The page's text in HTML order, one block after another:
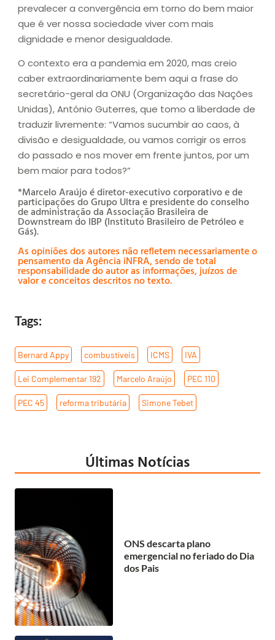
prevalecer a convergência em torno do bem maior
que é ver nossa sociedade viver com mais
dignidade e menor desigualdade.
O contexto era a pandemia em 2020, mas creio
caber extraordinariamente bem aqui a frase do
secretário-geral da ONU (Organização das Nações
Unidas), António Guterres, que tomo a liberdade de
traduzir livremente: “Vamos sucumbir ao caos, à
divisão e desigualdade, ou vamos corrigir os erros
do passado e nos mover em frente juntos, por um
bem maior para todos?”
*Marcelo Araújo é diretor-executivo corporativo e de
participações do Grupo Ultra e presidente do conselho
de administração da Associação Brasileira de
Downstream do IBP (Instituto Brasileiro de Petróleo e
Gás).
As opiniões dos autores não refletem necessariamente o
pensamento da Agência iNFRA, sendo de total
responsabilidade do autor as informações, juízos de
valor e conceitos descritos no texto.
Tags:
Bernard Appy combustíveis ICMS IVA
Lei Complementar 192 Marcelo Araújo PEC 110
PEC 45 reforma tributária Simone Tebet
Últimas Notícias
ONS descarta plano
emergencial no feriado do Dia
dos Pais